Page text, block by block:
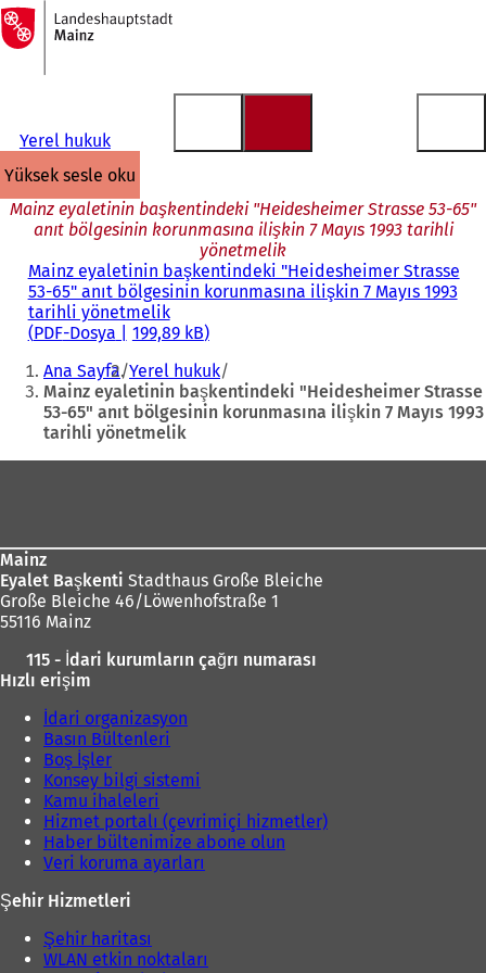
İçeriğe atla
Ana
sayfaya
Yerel hukuk
yüksek sesle oku
Mainz eyaletinin başkentindeki "Heidesheimer Strasse 53-65"
anıt bölgesinin korunmasına ilişkin 7 Mayıs 1993 tarihli
yönetmelik
Mainz eyaletinin başkentindeki "Heidesheimer Strasse
53-65" anıt bölgesinin korunmasına ilişkin 7 Mayıs 1993
tarihli yönetmelik
PDF-Dosya 199,89 kB
Buradasınız:
Ana Sayfa Yerel hukuk
Mainz eyaletinin başkentindeki "Heidesheimer Strasse
53-65" anıt bölgesinin korunmasına ilişkin 7 Mayıs 1993
tarihli yönetmelik
Mainz
Eyalet Başkenti Stadthaus Große Bleiche
Große Bleiche 46/Löwenhofstraße 1
55116 Mainz
115 - İdari kurumların çağrı numarası
Hızlı erişim
İdari organizasyon
Basın Bültenleri
Boş İşler
Konsey bilgi sistemi
Kamu ihaleleri
Hizmet portalı (çevrimiçi hizmetler)
Haber bültenimize abone olun
Veri koruma ayarları
Şehir Hizmetleri
Şehir haritası
WLAN etkin noktaları